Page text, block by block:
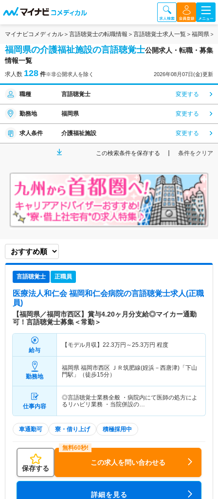
マイナビコメディカル 言語聴覚士の転職情報 言語聴覚士求人一覧 福岡県
福岡県の介護福祉施設の言語聴覚士公開求人・転職・募集
情報一覧
求人数 128 件※非公開求人を除く 2026年08月07日(金)更新
職種 言語聴覚士 変更する
勤務地 福岡県 変更する
求人条件 介護福祉施設 変更する
この検索条件を保存する 条件をクリア
言語聴覚士 正職員
医療法人和仁会 福岡和仁会病院の言語聴覚士求人(正職
員)
【福岡県／福岡市西区】賞与4.20ヶ月分支給◎マイカー通勤
可！言語聴覚士募集＜常勤＞
給与
【モデル月収】 22.3万円～25.3万円 程度
勤務地
福岡県 福岡市西区
ＪＲ筑肥線(姪浜－西唐津)「下山
門駅」（徒歩15分）
仕事内容
◎言語聴覚士業務全般 ・病院内にて医師の処方によ
るリハビリ業務 ・当院併設の…
車通勤可 寮・借り上げ 積極採用中
保存する
この求人を問い合わせる
詳細を見る